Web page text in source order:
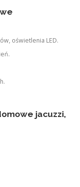
oświetlenia LED.
jacuzzi,